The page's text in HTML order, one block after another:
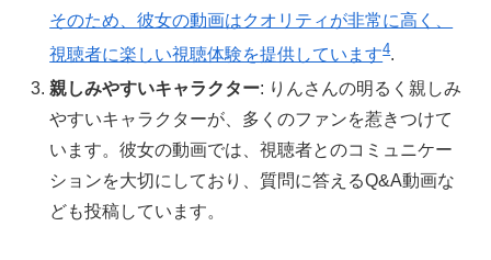
そのため、彼女の動画はクオリティが非常に高く、
視聴者に楽しい視聴体験を提供しています4.
親しみやすいキャラクター: りんさんの明るく親しみ
やすいキャラクターが、多くのファンを惹きつけて
います。彼女の動画では、視聴者とのコミュニケー
ションを大切にしており、質問に答えるQ&A動画な
ども投稿しています。